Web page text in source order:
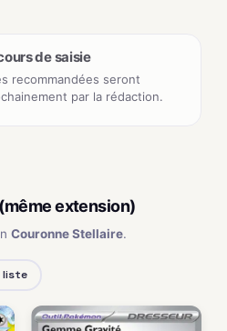
de saisie
recommandées seront
par la rédaction.
extension)
Couronne Stellaire.
liste